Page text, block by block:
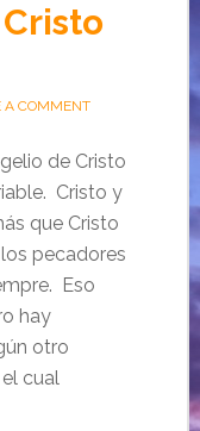
A COMMENT
de Cristo
Cristo y
que Cristo
pecadores
Eso
hay
otro
cual